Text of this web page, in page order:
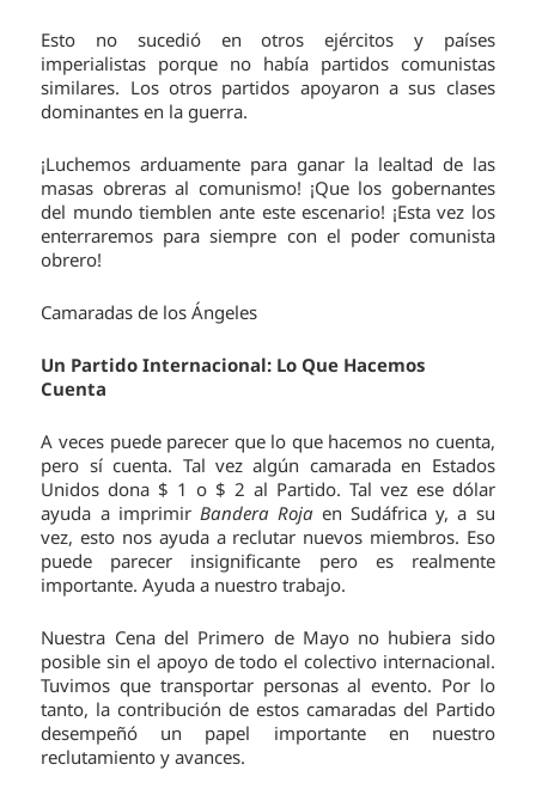
Esto no sucedió en otros ejércitos y países
imperialistas porque no había partidos comunistas
similares. Los otros partidos apoyaron a sus clases
dominantes en la guerra.
¡Luchemos arduamente para ganar la lealtad de las
masas obreras al comunismo! ¡Que los gobernantes
del mundo tiemblen ante este escenario! ¡Esta vez los
enterraremos para siempre con el poder comunista
obrero!
Camaradas de los Ángeles
Un Partido Internacional: Lo Que Hacemos
Cuenta
A veces puede parecer que lo que hacemos no cuenta,
pero sí cuenta. Tal vez algún camarada en Estados
Unidos dona $ 1 o $ 2 al Partido. Tal vez ese dólar
ayuda a imprimir Bandera Rojaen Sudáfrica y, a su
vez, esto nos ayuda a reclutar nuevos miembros. Eso
puede parecer insignificante pero es realmente
importante. Ayuda a nuestro trabajo.
Nuestra Cena del Primero de Mayo no hubiera sido
posible sin el apoyo de todo el colectivo internacional.
Tuvimos que transportar personas al evento. Por lo
tanto, la contribución de estos camaradas del Partido
desempeñó un papel importante en nuestro
reclutamiento y avances.